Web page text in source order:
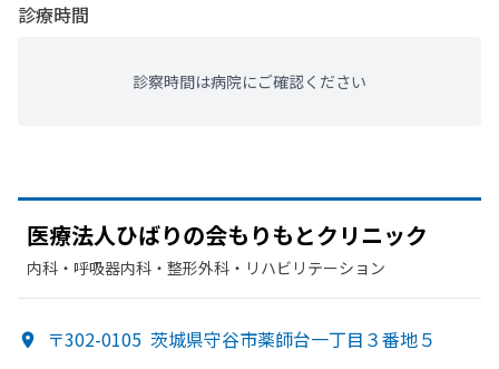
診療時間
診察時間は病院にご確認ください
医療法人ひばりの会もりもとクリニック
内科・​呼吸器内科・​整形外科・​リハビリテーション
〒302-0105 茨城県守谷市薬師台一丁目３番地５